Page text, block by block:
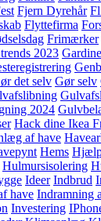
Fjern Dyrehår
Flyttefirma
Frimærker
2023
det selv Gør selv
2024
Hack dine Ikea
af have
Hems
Hulmursisolering
Ideer Indbrud
have Indramning
Investering